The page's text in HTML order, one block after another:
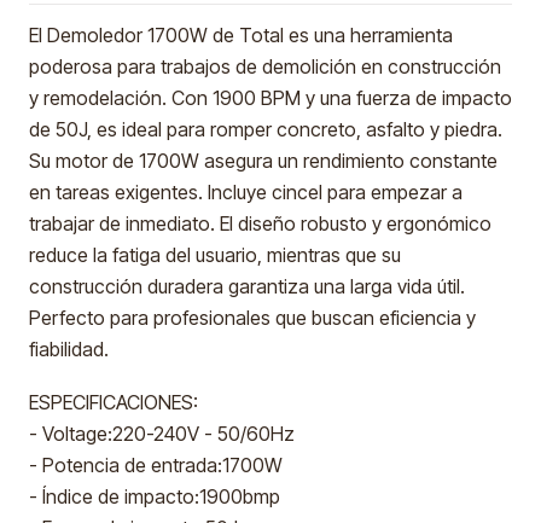
El Demoledor 1700W de Total es una herramienta
poderosa para trabajos de demolición en construcción
y remodelación. Con 1900 BPM y una fuerza de impacto
de 50J, es ideal para romper concreto, asfalto y piedra.
Su motor de 1700W asegura un rendimiento constante
en tareas exigentes. Incluye cincel para empezar a
trabajar de inmediato. El diseño robusto y ergonómico
reduce la fatiga del usuario, mientras que su
construcción duradera garantiza una larga vida útil.
Perfecto para profesionales que buscan eficiencia y
fiabilidad.
ESPECIFICACIONES:
- Voltage:220-240V - 50/60Hz
- Potencia de entrada:1700W
- Índice de impacto:1900bmp